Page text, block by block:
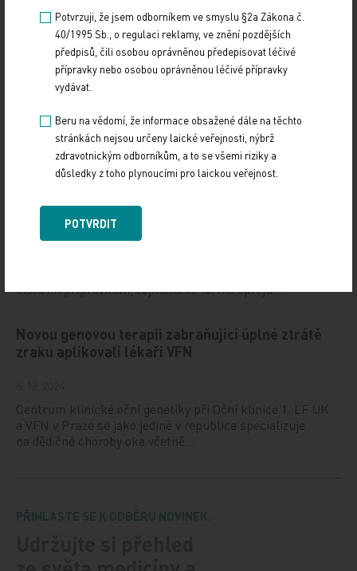
Štěrba: Dynamicky se rozvíjející nádory
nemůžeme léčit podle rigidních protokolů
Prof. MUDr. Jaroslavu Štěrbovi, Ph.D., přednostovi Kliniky
dětské onkologie LF MU a FN Brno a vedoucímu jedné
z výzkumných skupin Národního ústavu…
čisticím přípravkům, zejména ve formě sprejů.…
Novou genovou terapii zabraňující úplné ztrátě
zraku aplikovali lékaři VFN
Centrum klinické oční genetiky při Oční klinice 1. LF UK
a VFN v Praze se jako jediné v republice specializuje
na dědičné choroby oka včetně…
PŘIHLASTE SE K ODBĚRU NOVINEK.
Potvrzuji, že jsem odborníkem ve smyslu §2a Zákona č.
40/1995 Sb., o regulaci reklamy, ve znění pozdějších
předpisů, čili osobou oprávněnou předepisovat léčivé
přípravky nebo osobou oprávněnou léčivé přípravky
vydávat.
Beru na vědomí, že informace obsažené dále na těchto
stránkách nejsou určeny laické veřejnosti, nýbrž
zdravotnickým odborníkům, a to se všemi riziky a
důsledky z toho plynoucími pro laickou veřejnost.
POTVRDIT